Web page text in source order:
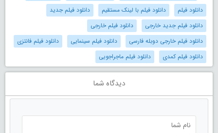
دانلود فیلم
دانلود فیلم با لینک مستقیم
دانلود فیلم جدید
دانلود فیلم جدید خارجی
دانلود فیلم خارجی
دانلود فیلم خارجی دوبله فارسی
دانلود فیلم سینمایی
دانلود فیلم فانتزی
دانلود فیلم کمدی
دانلود فیلم ماجراجویی
دیدگاه شما